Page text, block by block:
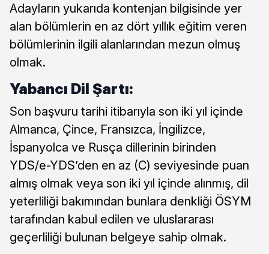
Adayların yukarıda kontenjan bilgisinde yer
alan bölümlerin en az dört yıllık eğitim veren
bölümlerinin ilgili alanlarından mezun olmuş
olmak.
Yabancı Dil Şartı:
Son başvuru tarihi itibarıyla son iki yıl içinde
Almanca, Çince, Fransızca, İngilizce,
İspanyolca ve Rusça dillerinin birinden
YDS/e-YDS’den en az (C) seviyesinde puan
almış olmak veya son iki yıl içinde alınmış, dil
yeterliliği bakımından bunlara denkliği ÖSYM
tarafından kabul edilen ve uluslararası
geçerliliği bulunan belgeye sahip olmak.